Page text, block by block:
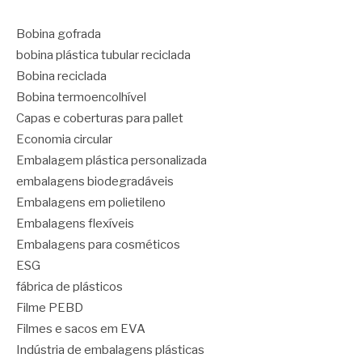
Bobina gofrada
bobina plástica tubular reciclada
Bobina reciclada
Bobina termoencolhível
Capas e coberturas para pallet
Economia circular
Embalagem plástica personalizada
embalagens biodegradáveis
Embalagens em polietileno
Embalagens flexíveis
Embalagens para cosméticos
ESG
fábrica de plásticos
Filme PEBD
Filmes e sacos em EVA
Indústria de embalagens plásticas